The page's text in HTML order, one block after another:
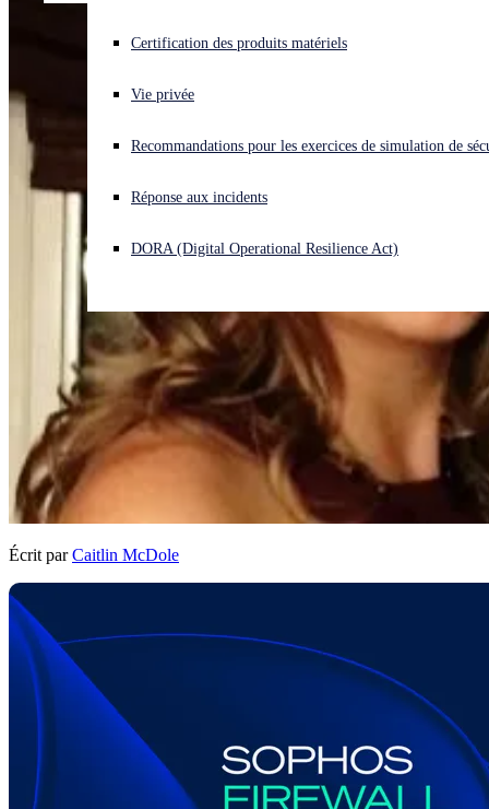
Vous subissez une cyberattaque ? Obtenez une aide immédiate.
Open search
Open language switcher
Certification des produits matériels
Vie privée
Recommandations pour les exercices de simulation de
Réponse aux incidents
DORA (Digital Operational Resilience Act)
Écrit par Caitlin McDole